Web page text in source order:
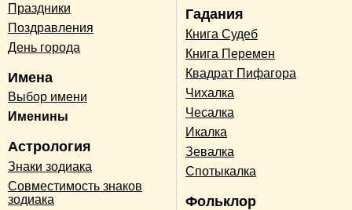
Праздники
Поздравления
День города
Имена
Выбор имени
Именины
Астрология
Знаки зодиака
Совместимость знаков
зодиака
Гадания
Книга Судеб
Книга Перемен
Квадрат Пифагора
Чихалка
Чесалка
Икалка
Зевалка
Спотыкалка
Фольклор